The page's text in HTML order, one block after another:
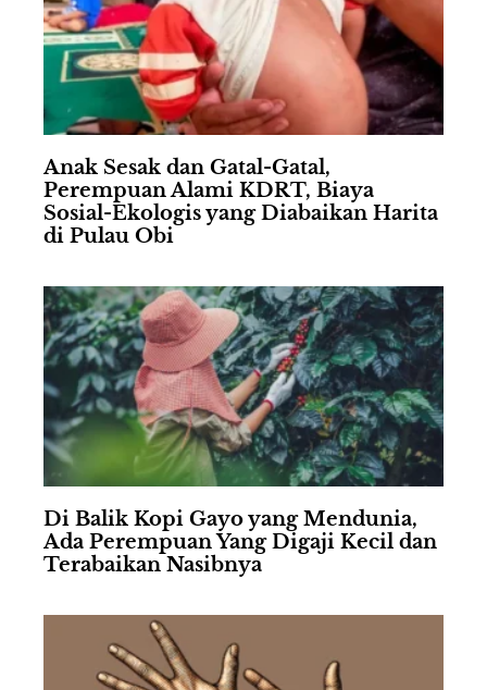
Anak Sesak dan Gatal-Gatal,
Perempuan Alami KDRT, Biaya
Sosial-Ekologis yang Diabaikan Harita
di Pulau Obi
Di Balik Kopi Gayo yang Mendunia,
Ada Perempuan Yang Digaji Kecil dan
Terabaikan Nasibnya